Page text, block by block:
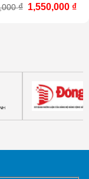
₫ Giá
1,550,000 ₫